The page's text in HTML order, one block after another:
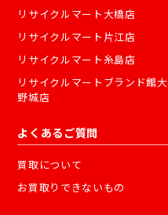
リサイクルマート大橋店
リサイクルマート片江店
リサイクルマート糸島店
リサイクルマートブランド館大
野城店
よくあるご質問
買取について
お買取りできないもの